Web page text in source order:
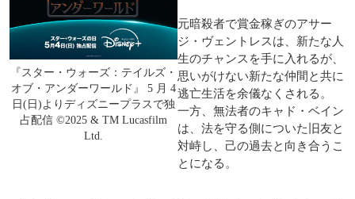
『スター・ウォーズ：テイルズ・
オブ・アンダーワールド』 5 月 4
日(日)よりディズニープラスで独
占配信 ©2025 & TM Lucasfilm
Ltd.
元暗殺者で賞金稼ぎのアサー
ジ・ヴェントレスは、新たな人
生のチャンスを手に入れるが、
思いがけない新たな仲間と共に
逃亡生活を余儀なくされる。
一方、無法者のキャド・ベイン
は、法を守る側についた旧友と
対峙し、己の過去と向き合うこ
とになる。